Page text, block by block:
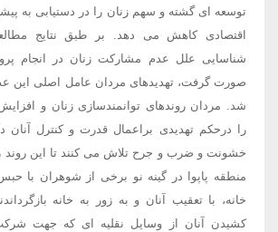
توسعه ای گشته و سهم زنان را در دستیابی به
اقتصادی کاهش می دهد. بر طبق نتایج
شناسایی علل عدم مشارکت زنان در انجام
صورت گرفت، تهدیدهای مردان عامل اصلی این
شد. مردان روندهای توانمندسازی زنان و
را درحکم تهدیدی براعمال قدرت و کنترل آنان
خشونت و ضرب و جرح تلاش می کنند تا این روند
منطقه پاپوا در گینه نو برخی از شوهران با
خانه، با تعقیب آنان و به زور به خانه
کشیدن آنان از وسایل نقلیه ای که جهت